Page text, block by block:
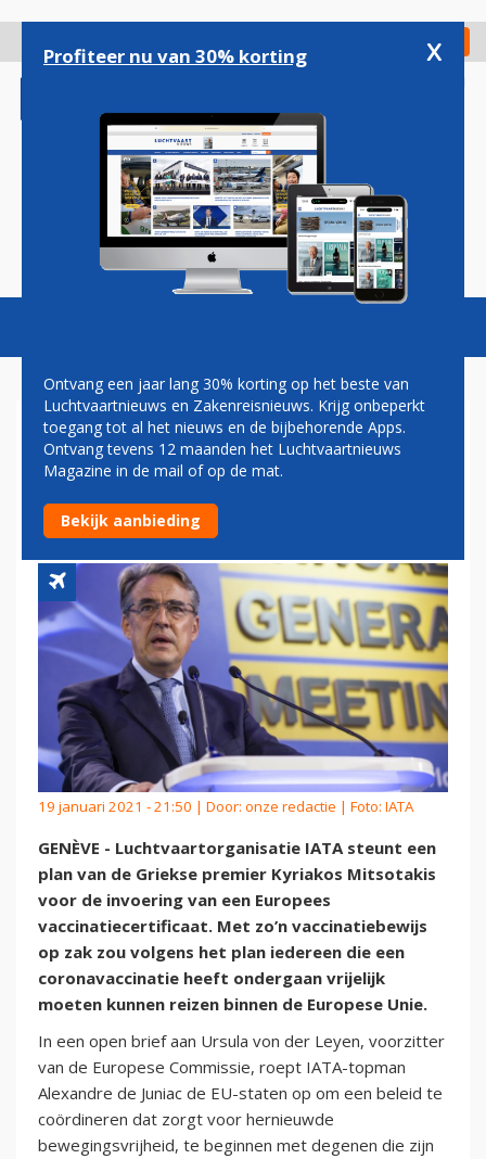
gaan
Check in
Magazine Podcasts Vacatures
IATA: VRIJ REIZEN BINNEN
EUROPESE UNIE VOOR
GEVACCINEERDEN
19 januari 2021 - 21:50 | Door: onze redactie | Foto: IATA
GENÈVE - Luchtvaartorganisatie IATA steunt een
plan van de Griekse premier Kyriakos Mitsotakis
voor de invoering van een Europees
vaccinatiecertificaat. Met zo’n vaccinatiebewijs
op zak zou volgens het plan iedereen die een
coronavaccinatie heeft ondergaan vrijelijk
moeten kunnen reizen binnen de Europese Unie.
In een open brief aan Ursula von der Leyen, voorzitter
van de Europese Commissie, roept IATA-topman
Alexandre de Juniac de EU-staten op om een beleid te
coördineren dat zorgt voor hernieuwde
bewegingsvrijheid, te beginnen met degenen die zijn
Profiteer nu van 30% korting x
Ontvang een jaar lang 30% korting op het beste van
Luchtvaartnieuws en Zakenreisnieuws. Krijg onbeperkt
toegang tot al het nieuws en de bijbehorende Apps.
Ontvang tevens 12 maanden het Luchtvaartnieuws
Magazine in de mail of op de mat.
Bekijk aanbieding